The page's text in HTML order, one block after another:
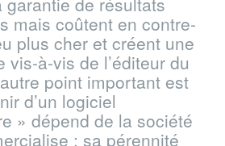
mais coûtent en contre-
plus cher et créent une
vis-à-vis de l’éditeur du
point important est
d’un logiciel
» dépend de la société
: sa pérennité